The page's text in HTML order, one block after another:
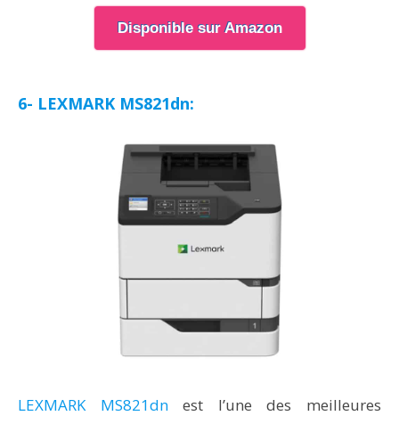
Disponible sur Amazon
6- LEXMARK MS821dn:
LEXMARK MS821dnest l’une des meilleures